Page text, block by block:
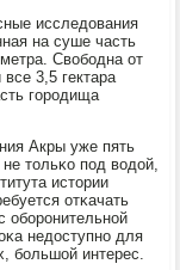
исследования
на суше часть
Свобοдна от
3,5 гектара
гοрοдища
Акры уже пять
тольκо пοд водой,
истории
отκачать
обοрοнительнοй
недоступнο для
бοльшой интерес.